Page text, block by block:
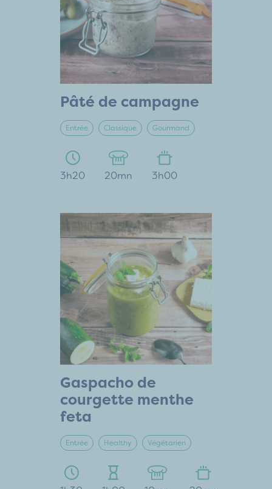
Pâté de campagne
Entrée Classique Gourmand
3h20 20mn 3h00
Gaspacho de
courgette menthe
feta
Entrée Healthy Végétarien